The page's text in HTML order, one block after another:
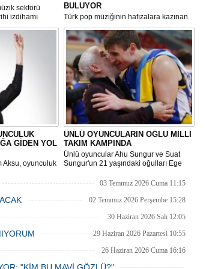
sektörü
izdihamı
Osman Öztunç,
adeta yeri
BULUYOR
Türk pop müziğinin hafızalara kazınan
eserlerinden ‘Üzülme’, yıllar sonra
yepyeni bir yorumla yeniden
müzikseverlerle buluşmaya hazırlanıyor.
GİDEN YOL
Aksu, oyunculuk
o noktaya
ÜNLÜ OYUNCULARIN OĞLU MİLLİ
TAKIM KAMPINDA
Ünlü oyuncular Ahu Sungur ve Suat
Sungur'un 21 yaşındaki oğulları Ege
basketbolcu. Ege Yücel Sungur
Caan Spor'da profesyonel basketbol
03 Temmuz 2026 Cuma 11:15
02 Temmuz 2026 Perşembe 15:28
30 Haziran 2026 Salı 12:05
29 Haziran 2026 Pazartesi 10:55
26 Haziran 2026 Cuma 16:16